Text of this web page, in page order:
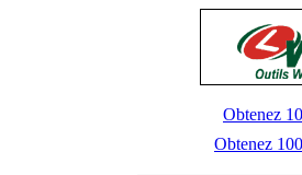
Obtenez
Obtenez